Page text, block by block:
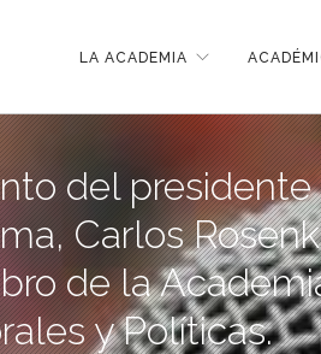
LA ACADEMIA
del presidente
Carlos
de la
y Políticas.